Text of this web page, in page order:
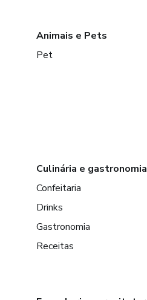
- CORRETORAS QUE
Animais e Pets
Pet
Culinária e gastronomia
Confeitaria
Drinks
Gastronomia
Receitas